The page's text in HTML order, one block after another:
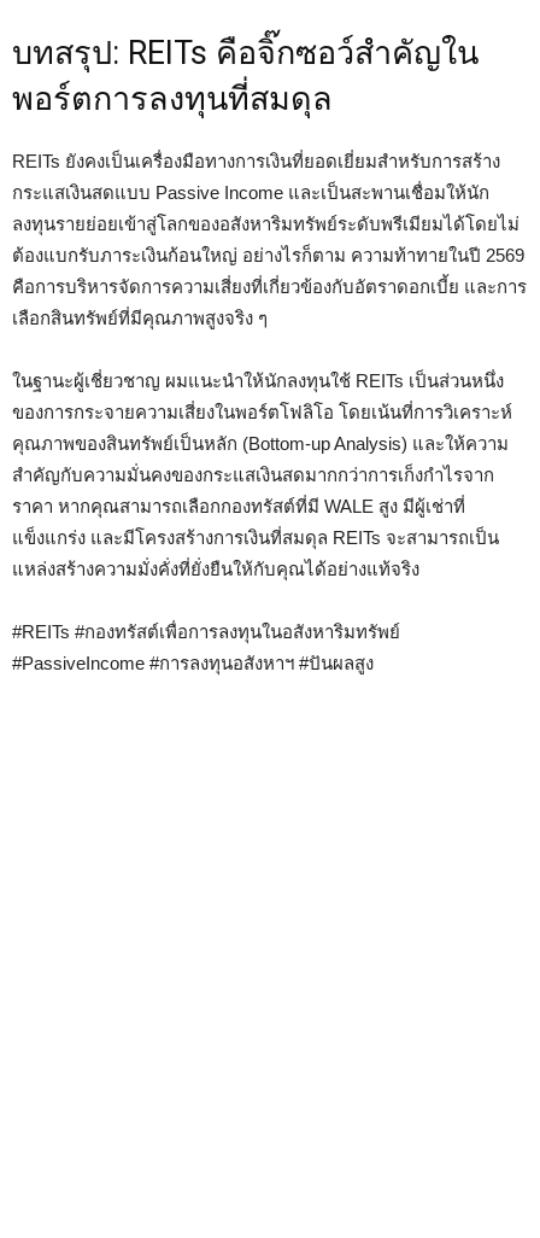
บทสรุป: REITs คือจิ๊กซอว์สำคัญใน
พอร์ตการลงทุนที่สมดุล
REITs ยังคงเป็นเครื่องมือทางการเงินที่ยอดเยี่ยมสำหรับการสร้าง
กระแสเงินสดแบบ Passive Income และเป็นสะพานเชื่อมให้นัก
ลงทุนรายย่อยเข้าสู่โลกของอสังหาริมทรัพย์ระดับพรีเมียมได้โดยไม่
ต้องแบกรับภาระเงินก้อนใหญ่ อย่างไรก็ตาม ความท้าทายในปี 2569
คือการบริหารจัดการความเสี่ยงที่เกี่ยวข้องกับอัตราดอกเบี้ย และการ
เลือกสินทรัพย์ที่มีคุณภาพสูงจริง ๆ
ในฐานะผู้เชี่ยวชาญ ผมแนะนำให้นักลงทุนใช้ REITs เป็นส่วนหนึ่ง
ของการกระจายความเสี่ยงในพอร์ตโฟลิโอ โดยเน้นที่การวิเคราะห์
คุณภาพของสินทรัพย์เป็นหลัก (Bottom-up Analysis) และให้ความ
สำคัญกับความมั่นคงของกระแสเงินสดมากกว่าการเก็งกำไรจาก
ราคา หากคุณสามารถเลือกกองทรัสต์ที่มี WALE สูง มีผู้เช่าที่
แข็งแกร่ง และมีโครงสร้างการเงินที่สมดุล REITs จะสามารถเป็น
แหล่งสร้างความมั่งคั่งที่ยั่งยืนให้กับคุณได้อย่างแท้จริง
#REITs #กองทรัสต์เพื่อการลงทุนในอสังหาริมทรัพย์
#PassiveIncome #การลงทุนอสังหาฯ #ปันผลสูง